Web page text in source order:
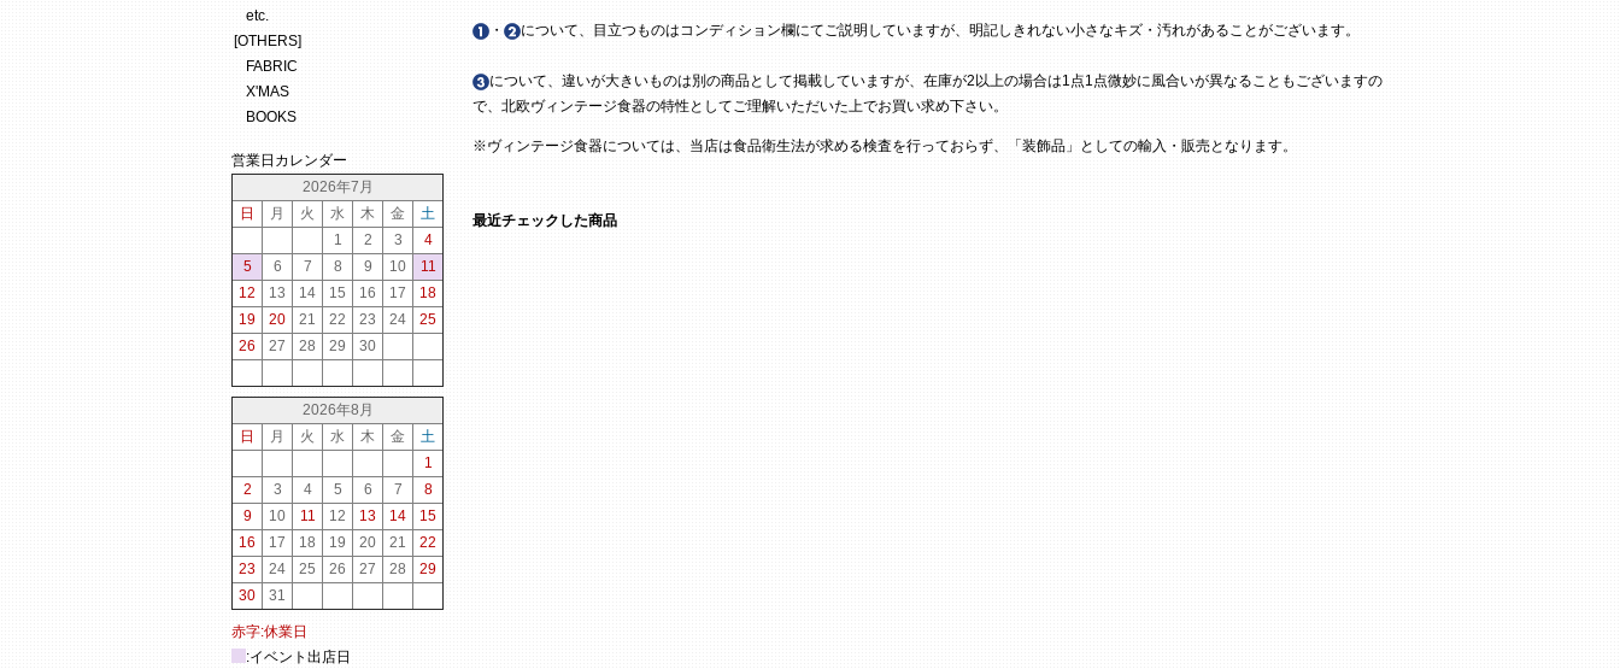
・ について、目立つものはコンディション欄にてご説明していますが、明記しきれない小さなキズ・汚れがあることがございます。
について、違いが大きいものは別の商品として掲載していますが、在庫が2以上の場合は1点1点微妙に風合いが異なることもございますの
で、北欧ヴィンテージ食器の特性としてご理解いただいた上でお買い求め下さい。
※ヴィンテージ食器については、当店は食品衛生法が求める検査を行っておらず、「装飾品」としての輸入・販売となります。
最近チェックした商品
etc.
[OTHERS]
FABRIC
X'MAS
BOOKS
営業日カレンダー
2026年7月
日
月 火 水 木 金
土
1
2 3
4
5
6 7 8 9 10
11
12
13 14 15 16 17
18
19
20 21 22 23 24
25
26
27 28 29 30
2026年8月
日
月 火 水 木 金
土
1
2
3 4 5 6 7
8
9
10 11 12 13 14
15
16
17 18 19 20 21
22
23
24 25 26 27 28
29
30
31
赤字:休業日
:イベント出店日